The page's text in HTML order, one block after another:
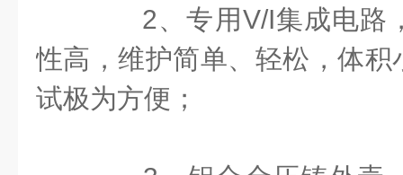
2、专用V/I集成电路
性高，维护简单、轻松，体
试极为方便；